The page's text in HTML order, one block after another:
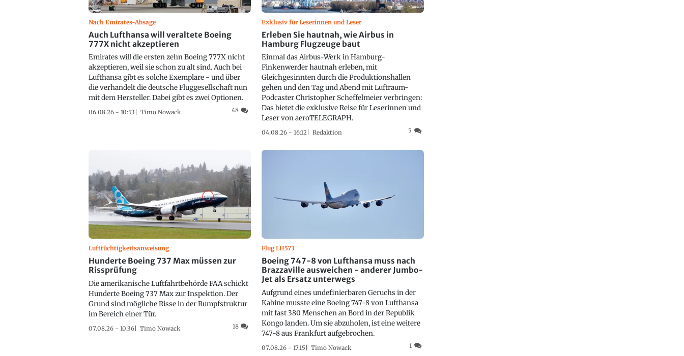
Nach Emirates-Absage
Auch Lufthansa will veraltete Boeing
777X nicht akzeptieren
Emirates will die ersten zehn Boeing 777X nicht
akzeptieren, weil sie schon zu alt sind. Auch bei
Lufthansa gibt es solche Exemplare - und über
die verhandelt die deutsche Fluggesellschaft nun
mit dem Hersteller. Dabei gibt es zwei Optionen.
06.08.26 - 10:53 Timo Nowack 48
Exklusiv für Leserinnen und Leser
Erleben Sie hautnah, wie Airbus in
Hamburg Flugzeuge baut
Einmal das Airbus-Werk in Hamburg-
Finkenwerder hautnah erleben, mit
Gleichgesinnten durch die Produktionshallen
gehen und den Tag und Abend mit Luftraum-
Podcaster Christopher Scheffelmeier verbringen:
Das bietet die exklusive Reise für Leserinnen und
Leser von aeroTELEGRAPH.
04.08.26 - 16:12 Redaktion 5
Lufttüchtigkeitsanweisung
Hunderte Boeing 737 Max müssen zur
Rissprüfung
Die amerikanische Luftfahrtbehörde FAA schickt
Hunderte Boeing 737 Max zur Inspektion. Der
Grund sind mögliche Risse in der Rumpfstruktur
im Bereich einer Tür.
07.08.26 - 10:36 Timo Nowack 18
Flug LH573
Boeing 747-8 von Lufthansa muss nach
Brazzaville ausweichen - anderer Jumbo-
Jet als Ersatz unterwegs
Aufgrund eines undefinierbaren Geruchs in der
Kabine musste eine Boeing 747-8 von Lufthansa
mit fast 380 Menschen an Bord in der Republik
Kongo landen. Um sie abzuholen, ist eine weitere
747-8 aus Frankfurt aufgebrochen.
07.08.26 - 17:15 Timo Nowack 1